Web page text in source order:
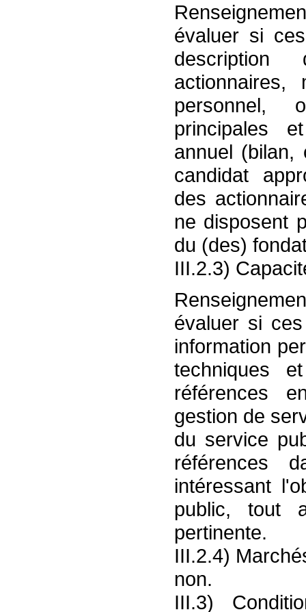
évaluer si
actionnaires,
personnel,
principales
annuel (bilan,
candidat
des
ne disposent
du (des)
III.2.3)
évaluer si
information
techniques
références
gestion de
du service
références
intéressant
public, tout
pertinente.
III.2.4)
non.
III.3)